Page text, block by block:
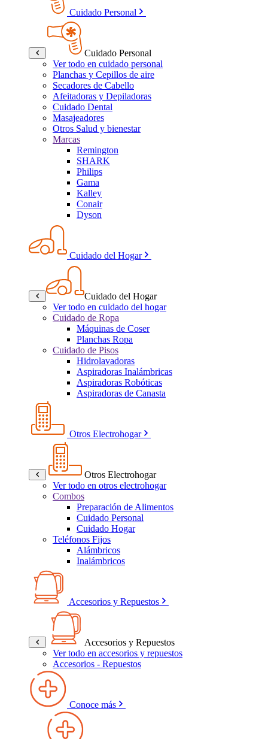
Cuidado Personal
Cuidado Personal
Ver todo en cuidado personal
Planchas y Cepillos de aire
Secadores de Cabello
Afeitadoras y Depiladoras
Cuidado Dental
Masajeadores
Otros Salud y bienestar
Marcas
Remington
SHARK
Philips
Gama
Kalley
Conair
Dyson
Cuidado del Hogar
Cuidado del Hogar
Ver todo en cuidado del hogar
Cuidado de Ropa
Máquinas de Coser
Planchas Ropa
Cuidado de Pisos
Hidrolavadoras
Aspiradoras Inalámbricas
Aspiradoras Robóticas
Aspiradoras de Canasta
Otros Electrohogar
Otros Electrohogar
Ver todo en otros electrohogar
Combos
Preparación de Alimentos
Cuidado Personal
Cuidado Hogar
Teléfonos Fijos
Alámbricos
Inalámbricos
Accesorios y Repuestos
Accesorios y Repuestos
Ver todo en accesorios y repuestos
Accesorios - Repuestos
Conoce más